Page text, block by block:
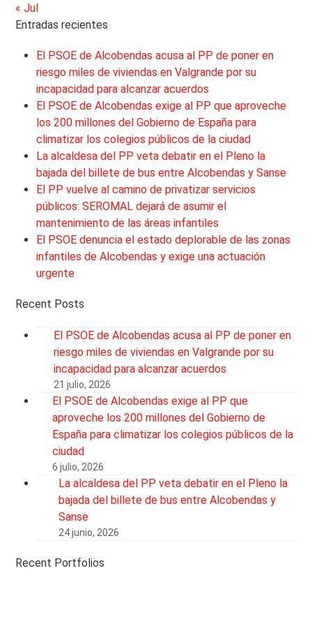
« Jul
Entradas recientes
El PSOE de Alcobendas acusa al PP de poner en
riesgo miles de viviendas en Valgrande por su
incapacidad para alcanzar acuerdos
El PSOE de Alcobendas exige al PP que aproveche
los 200 millones del Gobierno de España para
climatizar los colegios públicos de la ciudad
La alcaldesa del PP veta debatir en el Pleno la
bajada del billete de bus entre Alcobendas y Sanse
El PP vuelve al camino de privatizar servicios
públicos: SEROMAL dejará de asumir el
mantenimiento de las áreas infantiles
El PSOE denuncia el estado deplorable de las zonas
infantiles de Alcobendas y exige una actuación
urgente
Recent Posts
El PSOE de Alcobendas acusa al PP de poner en
riesgo miles de viviendas en Valgrande por su
incapacidad para alcanzar acuerdos
21 julio, 2026
El PSOE de Alcobendas exige al PP que
aproveche los 200 millones del Gobierno de
España para climatizar los colegios públicos de la
ciudad
6 julio, 2026
La alcaldesa del PP veta debatir en el Pleno la
bajada del billete de bus entre Alcobendas y
Sanse
24 junio, 2026
Recent Portfolios